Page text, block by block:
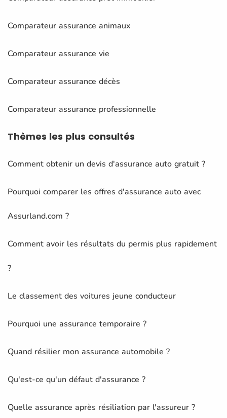
Comparateur assurance animaux
Comparateur assurance vie
Comparateur assurance décès
Comparateur assurance professionnelle
Thèmes les plus consultés
Comment obtenir un devis d'assurance auto gratuit ?
Pourquoi comparer les offres d'assurance auto avec
Assurland.com ?
Comment avoir les résultats du permis plus rapidement
?
Le classement des voitures jeune conducteur
Pourquoi une assurance temporaire ?
Quand résilier mon assurance automobile ?
Qu'est-ce qu'un défaut d'assurance ?
Quelle assurance après résiliation par l'assureur ?